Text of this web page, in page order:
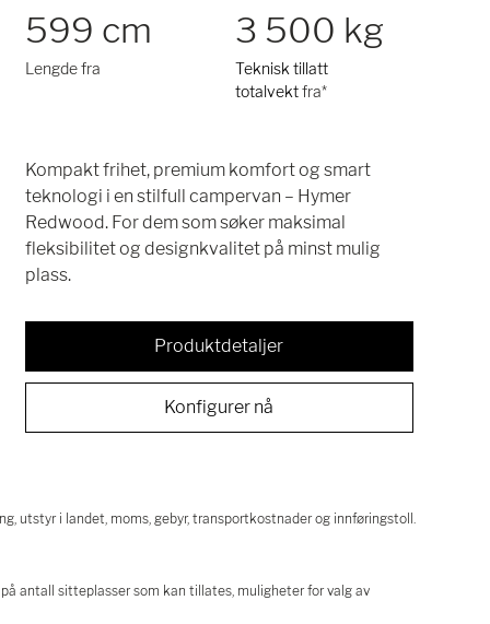
599 cm
Lengde fra
3 500 kg
Teknisk tillatt
totalvektfra*
Kompakt frihet, premium komfort og smart
teknologi i en stilfull campervan – Hymer
Redwood. For dem som søker maksimal
fleksibilitet og designkvalitet på minst mulig
plass.
Produktdetaljer
Konfigurer nå
utstyr i landet, moms, gebyr, transportkostnader og innføringstoll.
antall sitteplasser som kan tillates, muligheter for valg av